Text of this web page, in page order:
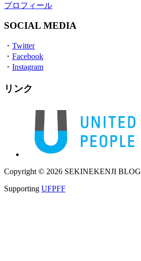
プロフィール
SOCIAL MEDIA
・ Twitter
・ Facebook
・ Instagram
リンク
Copyright © 2026 SEKINEKENJI BLOG
Supporting UFPFF